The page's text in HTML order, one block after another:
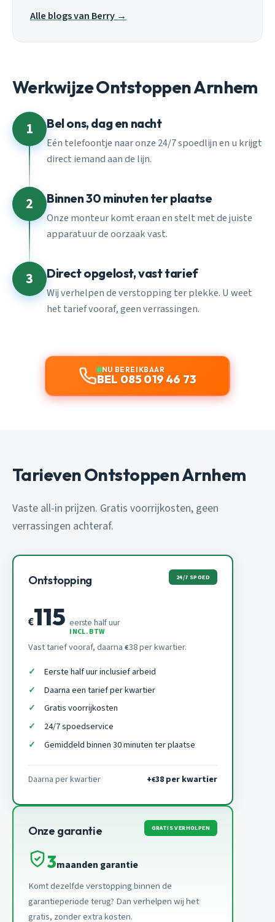
Alle blogs van Berry →
Werkwijze Ontstoppen Arnhem
1 Bel ons, dag en nacht
Eén telefoontje naar onze 24/7 spoedlijn en u krijgt
direct iemand aan de lijn.
2 Binnen 30 minuten ter plaatse
Onze monteur komt eraan en stelt met de juiste
apparatuur de oorzaak vast.
3 Direct opgelost, vast tarief
Wij verhelpen de verstopping ter plekke. U weet
het tarief vooraf, geen verrassingen.
NU BEREIKBAAR
BEL 085 019 46 73
Tarieven Ontstoppen Arnhem
Vaste all-in prijzen. Gratis voorrijkosten, geen
verrassingen achteraf.
Ontstopping 24/7 SPOED
€115 eerste half uur
INCL. BTW
Vast tarief vooraf, daarna €38 per kwartier.
Eerste half uur inclusief arbeid
Daarna een tarief per kwartier
Gratis voorrijkosten
24/7 spoedservice
Gemiddeld binnen 30 minuten ter plaatse
Daarna per kwartier +€38 per kwartier
Onze garantie GRATIS VERHOLPEN
3maanden garantie
Komt dezelfde verstopping binnen de
garantieperiode terug? Dan verhelpen wij het
gratis, zonder extra kosten.